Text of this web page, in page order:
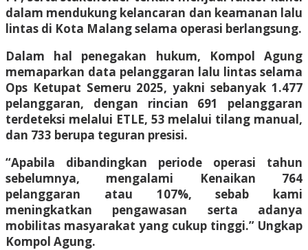
dalam mendukung kelancaran dan keamanan lalu
lintas di Kota Malang selama operasi berlangsung.
Dalam hal penegakan hukum, Kompol Agung
memaparkan data pelanggaran lalu lintas selama
Ops Ketupat Semeru 2025, yakni sebanyak 1.477
pelanggaran, dengan rincian 691 pelanggaran
terdeteksi melalui ETLE, 53 melalui tilang manual,
dan 733 berupa teguran presisi.
“Apabila dibandingkan periode operasi tahun
sebelumnya, mengalami Kenaikan 764
pelanggaran atau 107%, sebab kami
meningkatkan pengawasan serta adanya
mobilitas masyarakat yang cukup tinggi.” Ungkap
Kompol Agung.